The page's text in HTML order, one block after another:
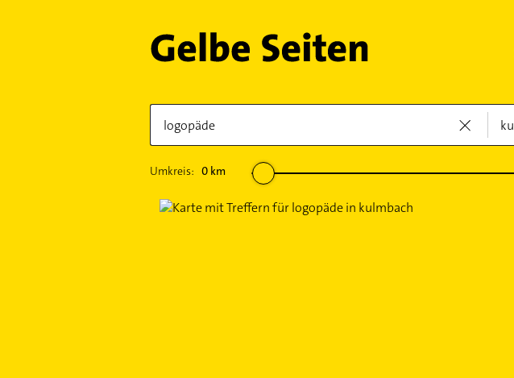
Umkreis: 0km